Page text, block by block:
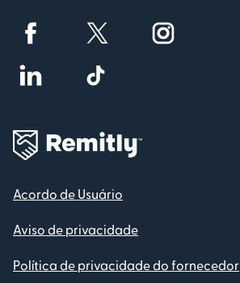
Acordo de Usuário
Aviso de privacidade
Política de privacidade do fornecedor